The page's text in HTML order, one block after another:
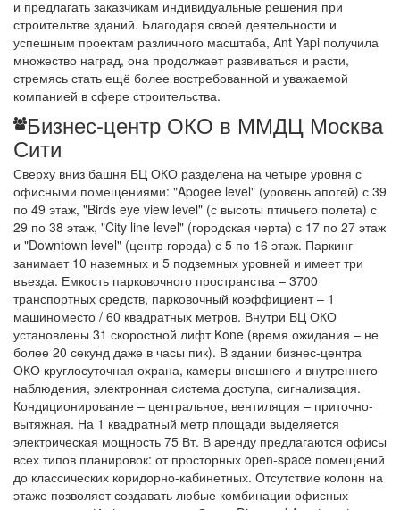
и предлагать заказчикам индивидуальные решения при
строительтве зданий. Благодаря своей деятельности и
успешным проектам различного масштаба, Ant Yapi получила
множество наград, она продолжает развиваться и расти,
стремясь стать ещё более востребованной и уважаемой
компанией в сфере строительства.
Бизнес-центр ОКО в ММДЦ Москва
Сити
Сверху вниз башня БЦ ОКО разделена на четыре уровня с
офисными помещениями: "Apogee level" (уровень апогей) с 39
по 49 этаж, "Birds eye view level" (с высоты птичьего полета) с
29 по 38 этаж, "City line level" (городская черта) с 17 по 27 этаж
и "Downtown level" (центр города) с 5 по 16 этаж. Паркинг
занимает 10 наземных и 5 подземных уровней и имеет три
въезда. Емкость парковочного пространства – 3700
транспортных средств, парковочный коэффициент – 1
машиноместо / 60 квадратных метров. Внутри БЦ ОКО
установлены 31 скоростной лифт Kone (время ожидания – не
более 20 секунд даже в часы пик). В здании бизнес-центра
ОКО круглосуточная охрана, камеры внешнего и внутреннего
наблюдения, электронная система доступа, сигнализация.
Кондиционирование – центральное, вентиляция – приточно-
вытяжная. На 1 квадратный метр площади выделяется
электрическая мощность 75 Вт. В аренду предлагаются офисы
всех типов планировок: от просторных open-space помещений
до классических коридорно-кабинетных. Отсутствие колонн на
этаже позволяет создавать любые комбинации офисных